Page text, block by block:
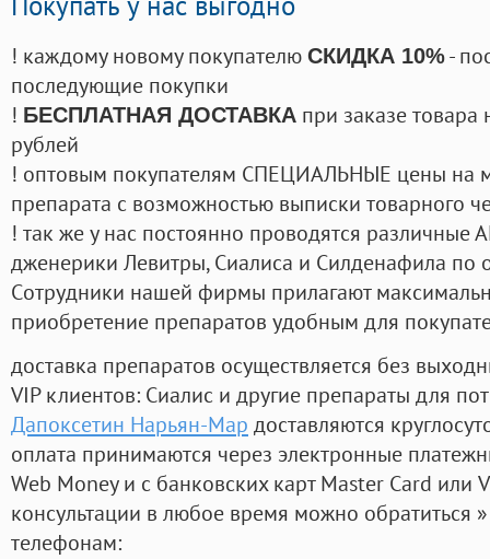
! каждому новому покупателю СКИДКА 10%-
последующие покупки
! БЕСПЛАТНАЯ ДОСТАВКА при заказе
рублей
! оптовым покупателям СПЕЦИАЛЬНЫЕ цены на
препарата с возможностью выписки товарного
! так же у нас постоянно проводятся
дженерики Левитры, Сиалиса и Силденафила по
Cотрудники нашей фирмы прилагают
приобретение препаратов удобным для
доставка препаратов осуществляется без
VIP клиентов: Сиалис и другие препараты для
Дапоксетин Нарьян-Мар доставляются
оплата принимаются через электронные
Web Money и с банковских карт Master Card или
консультации в любое время можно обратиться
телефонам: